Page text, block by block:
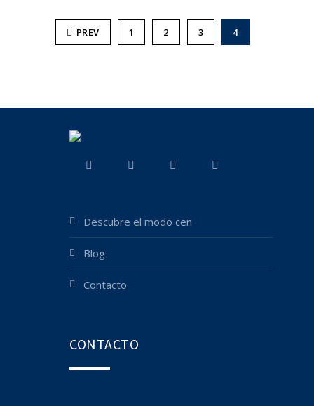
PREV 1 2 3 4
descubre el modo cen
blog
contacto
CONTACTO